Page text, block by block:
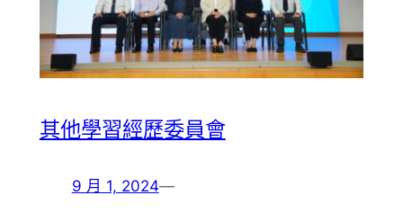
其他學習經歷委員會
9 月 1, 2024—